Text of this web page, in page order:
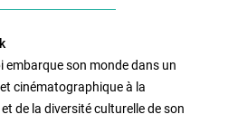
embarque son monde dans un
cinématographique à la
de la diversité culturelle de son